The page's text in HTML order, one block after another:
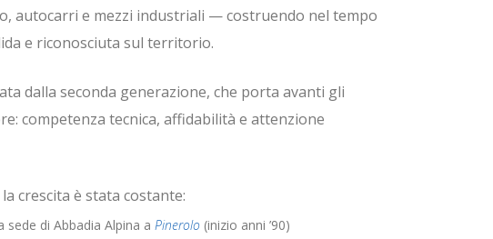
autocarri e mezzi industriali — costruendo nel tempo
e riconosciuta sul territorio.
dalla seconda generazione, che porta avanti gli
competenza tecnica, affidabilità e attenzione
crescita è stata costante:
sede di Abbadia Alpina a Pinerolo (inizio anni ’90)